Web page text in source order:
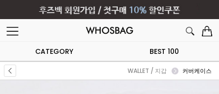
CATEGORY BEST 100
WALLET / 지갑 커버케이스